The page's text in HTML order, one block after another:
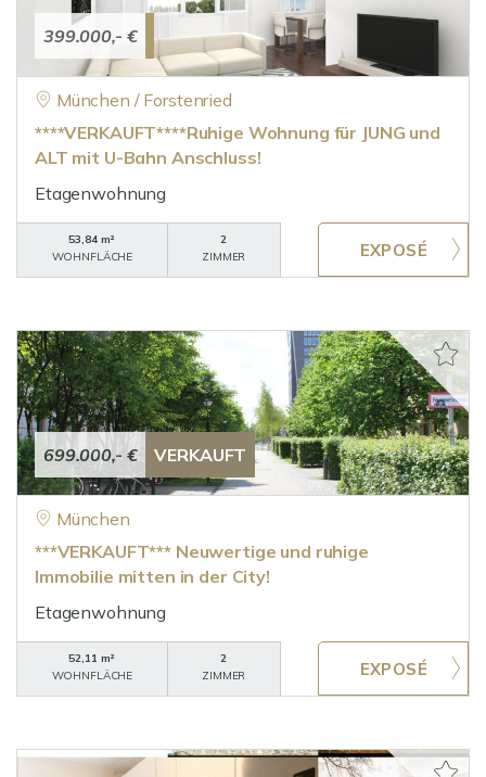
399.000,- €
München / Forstenried
****VERKAUFT****Ruhige Wohnung für JUNG und
ALT mit U-Bahn Anschluss!
Etagenwohnung
53,84 m²
WOHNFLÄCHE
2
ZIMMER
699.000,- € VERKAUFT
München
***VERKAUFT*** Neuwertige und ruhige
Immobilie mitten in der City!
Etagenwohnung
52,11 m²
WOHNFLÄCHE
2
ZIMMER